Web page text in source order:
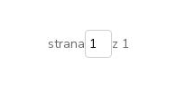
strana z 1